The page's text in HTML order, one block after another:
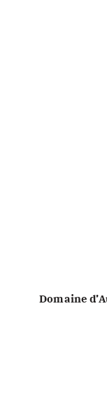
Domaine